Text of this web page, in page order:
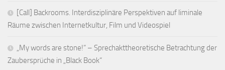
[Call] Backrooms. Interdisziplinäre Perspektiven auf liminale
Räume zwischen Internetkultur, Film und Videospiel
„My words are stone!“ – Sprechakttheoretische Betrachtung der
Zaubersprüche in „Black Book“